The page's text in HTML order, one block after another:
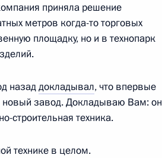
судов
приняла решение
метров когда-то торговых
площадку, но и в технопарк
назаддокладывал, что впервые
новый завод. Докладываю Вам: он
строительная техника.
технике в целом.